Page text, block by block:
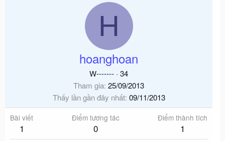
H
hoanghoan
W------- · 34
Tham gia 25/09/2013
Thấy lần gần đây nhất 09/11/2013
Bài viết
1
Điểm tương tác
0
Điểm thành tích
1